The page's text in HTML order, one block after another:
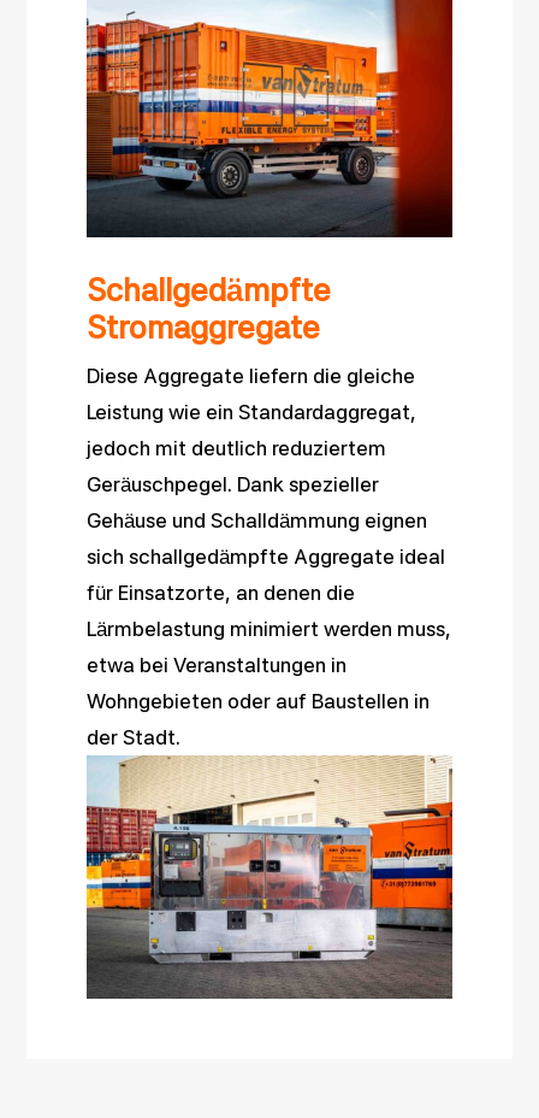
Schallgedämpfte
Stromaggregate
Diese Aggregate liefern die gleiche
Leistung wie ein Standardaggregat,
jedoch mit deutlich reduziertem
Geräuschpegel. Dank spezieller
Gehäuse und Schalldämmung eignen
sich schallgedämpfte Aggregate ideal
für Einsatzorte, an denen die
Lärmbelastung minimiert werden muss,
etwa bei Veranstaltungen in
Wohngebieten oder auf Baustellen in
der Stadt.